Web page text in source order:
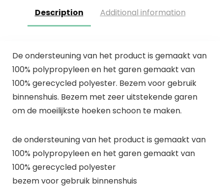
Description Additional information
De ondersteuning van het product is gemaakt van
100% polypropyleen en het garen gemaakt van
100% gerecycled polyester. Bezem voor gebruik
binnenshuis. Bezem met zeer uitstekende garen
om de moeilijkste hoeken schoon te maken.
de ondersteuning van het product is gemaakt van
100% polypropyleen en het garen gemaakt van
100% gerecycled polyester
bezem voor gebruik binnenshuis